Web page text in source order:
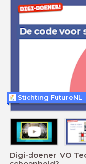
Digi-doener! VO
Stichting FutureNL